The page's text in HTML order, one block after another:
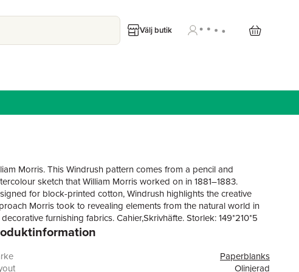
Välj butik
Morris. This Windrush pattern comes from a pencil and
sketch that William Morris worked on in 1881–1883.
for block-printed cotton, Windrush highlights the creative
Morris took to revealing elements from the natural world in
decorative furnishing fabrics. Cahier,Skrivhäfte. Storlek: 149*210*5
importör:
Paperblanks
Olinjerad